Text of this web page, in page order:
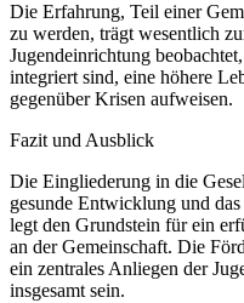
Die Erfahrung, Teil einer
zu werden, trägt wesentlich
Jugendeinrichtung
integriert sind, eine höhere
gegenüber Krisen aufweisen.
Fazit und Ausblick
Die Eingliederung in die
gesunde Entwicklung und
legt den Grundstein für ein
an der Gemeinschaft. Die
ein zentrales Anliegen der
insgesamt sein.